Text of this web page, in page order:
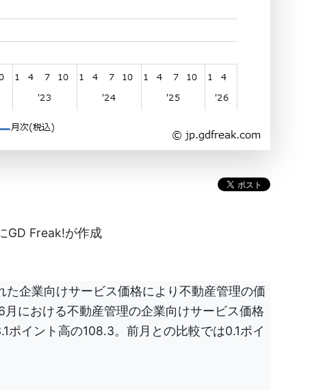
GD Freak!が作成
企業向けサービス価格により不動産管理の価
における不動産管理の企業向けサービス価格
イント高の108.3。前月との比較では0.1ポイ